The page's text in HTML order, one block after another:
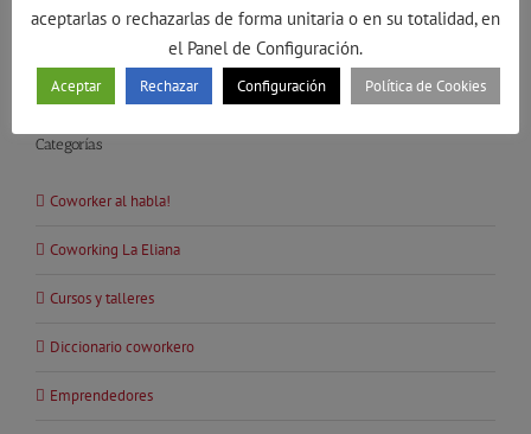
Categorías
Coworker al habla!
Coworking La Eliana
Cursos y talleres
Diccionario coworkero
Emprendedores
aceptarlas o rechazarlas de forma unitaria o en su totalidad, en
el Panel de Configuración.
Aceptar Rechazar Configuración Política de Cookies